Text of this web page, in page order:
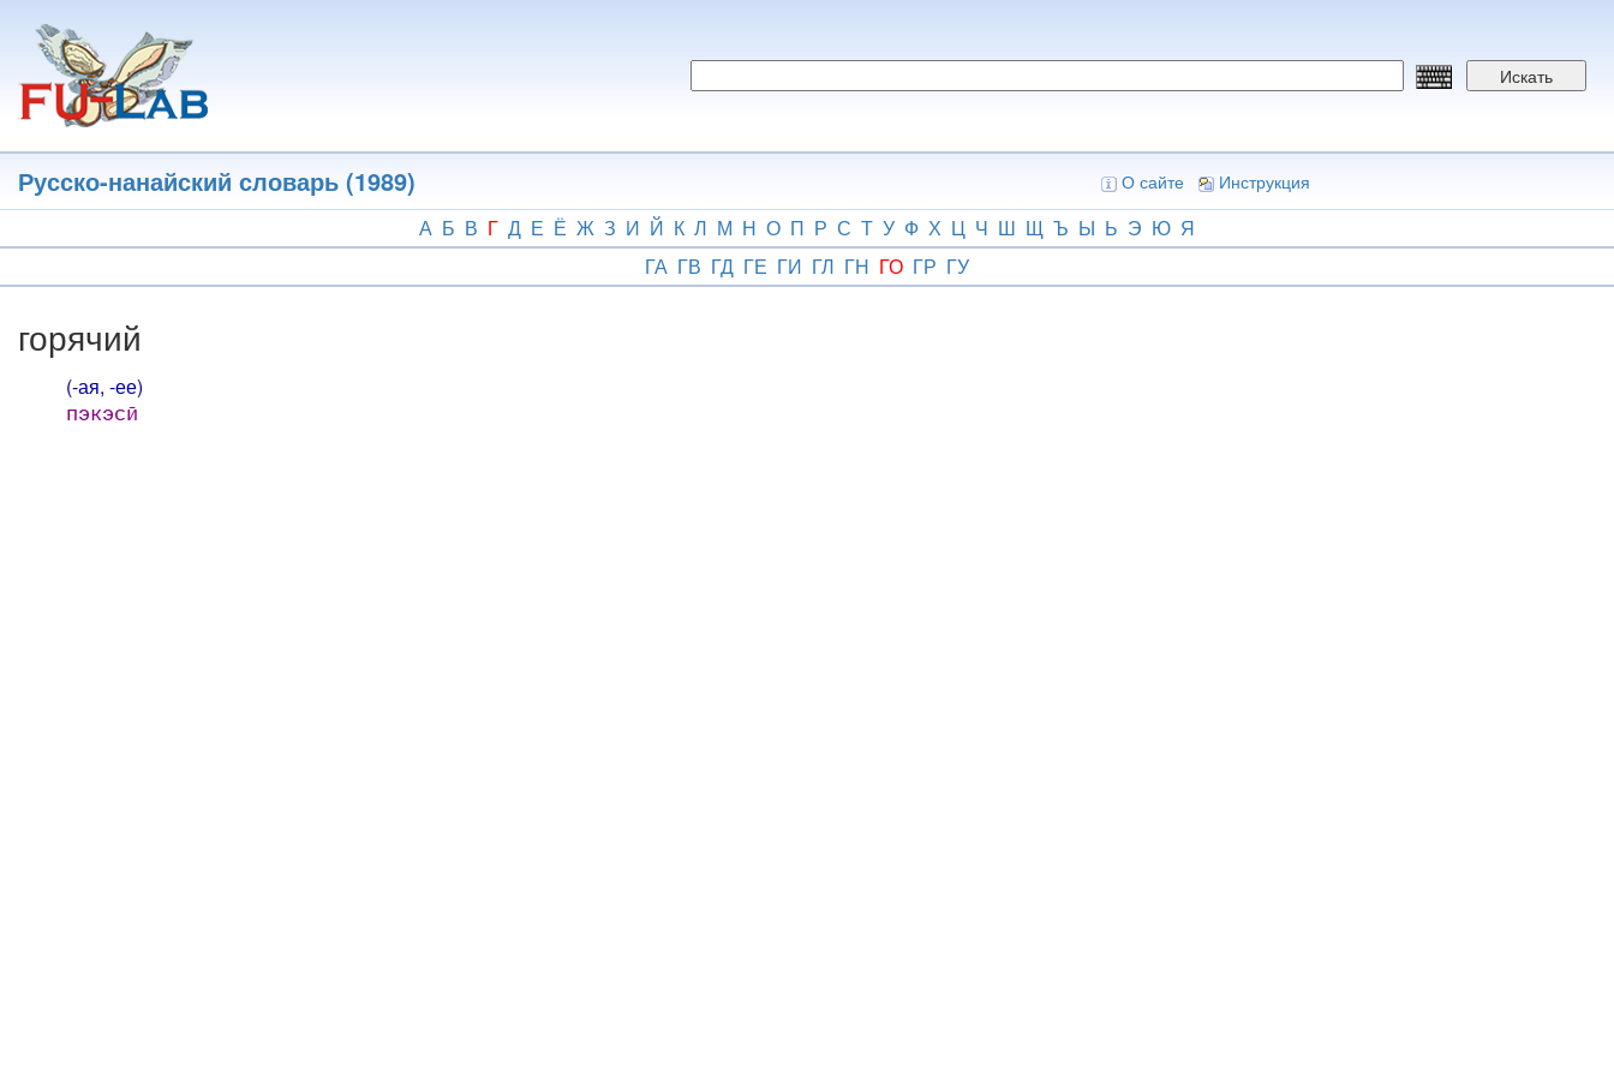
основному
содержанию
Искать
Русско-нанайский словарь (1989) О сайте Инструкция
А Б В Г Д Е Ё Ж З И Й К Л М Н О П Р С Т У Ф Х Ц Ч Ш Щ Ъ Ы Ь Э Ю Я
ГА ГВ ГД ГЕ ГИ ГЛ ГН ГО ГР ГУ
горячий
(-ая, -ее)
пэкэсӣ